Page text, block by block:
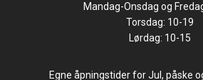
Mandag-Onsdag og
Torsdag: 10-19
Lørdag: 10-15
Egne åpningstider for Jul, påske